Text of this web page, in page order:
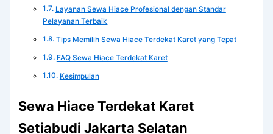
Layanan Sewa Hiace Profesional dengan Standar
Pelayanan Terbaik
Tips Memilih Sewa Hiace Terdekat Karet yang Tepat
FAQ Sewa Hiace Terdekat Karet
Kesimpulan
Sewa Hiace Terdekat Karet
Setiabudi Jakarta Selatan